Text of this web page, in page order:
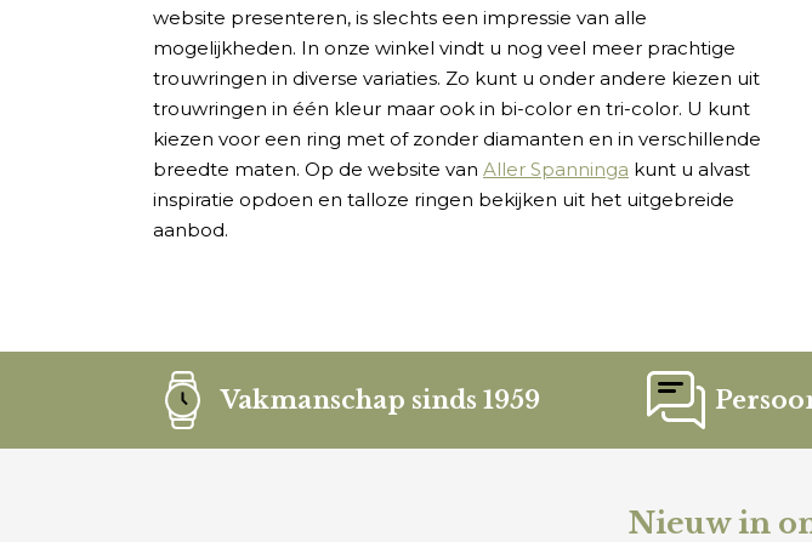
website presenteren, is slechts een impressie van alle
mogelijkheden. In onze winkel vindt u nog veel meer prachtige
trouwringen in diverse variaties. Zo kunt u onder andere kiezen uit
trouwringen in één kleur maar ook in bi-color en tri-color. U kunt
kiezen voor een ring met of zonder diamanten en in verschillende
breedte maten. Op de website van Aller Spanninga kunt u alvast
inspiratie opdoen en talloze ringen bekijken uit het uitgebreide
aanbod.
Vakmanschap sinds 1959
Nieuw in